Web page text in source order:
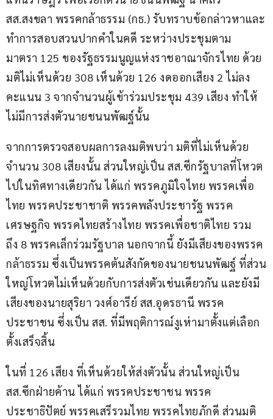
สส.สงขลา พรรคกล้าธรรม (กธ.) รับทราบข้อกล่าวหาและ
ทำการสอบสวนปากคำในคดี ระหว่างประชุมตาม
มาตรา 125 ของรัฐธรรมนูญแห่งราชอาณาจักรไทย ด้วย
มติไม่เห็นด้วย 308 เห็นด้วย 126 งดออกเสียง 2 ไม่ลง
คะแนน 3 จากจำนวนผู้เข้าร่วมประชุม 439 เสียง ทำให้
ไม่มีการส่งตัวนายชนนพัฒฐ์นั้น
จากการตรวจสอบผลการลงมติพบว่า มติที่ไม่เห็นด้วย
จำนวน 308 เสียงนั้น ส่วนใหญ่เป็น สส.ซีกรัฐบาลที่โหวต
ไปในทิศทางเดียวกัน ได้แก่ พรรคภูมิใจไทย พรรคเพื่อ
ไทย พรรคประชาชาติ พรรคพลังประชารัฐ พรรค
เศรษฐกิจ พรรคไทยสร้างไทย พรรคเพื่อชาติไทย รวม
ถึง 8 พรรคเล็กร่วมรัฐบาล นอกจากนี้ ยังมีเสียงของพรรค
กล้าธรรม ซึ่งเป็นพรรคต้นสังกัดของนายชนนพัฒฐ์ ที่ส่วน
ใหญ่โหวตไม่เห็นด้วยกับการส่งตัวเช่นเดียวกัน และยังมี
เสียงของนายสุริยา วงศ์อารีย์ สส.อุดรธานี พรรค
ประชาชน ซึ่งเป็น สส. ที่มีพฤติการณ์งูเห่ามาตั้งแต่เลือก
ตั้งเสร็จสิ้น
ในที่ 126 เสียง ที่เห็นด้วยให้ส่งตัวนั้น ส่วนใหญ่เป็น
สส.ซีกฝ่ายค้าน ได้แก่ พรรคประชาชน พรรค
ประชาธิปัตย์ พรรคเสรีรวมไทย พรรคไทยภักดี ส่วนมติ